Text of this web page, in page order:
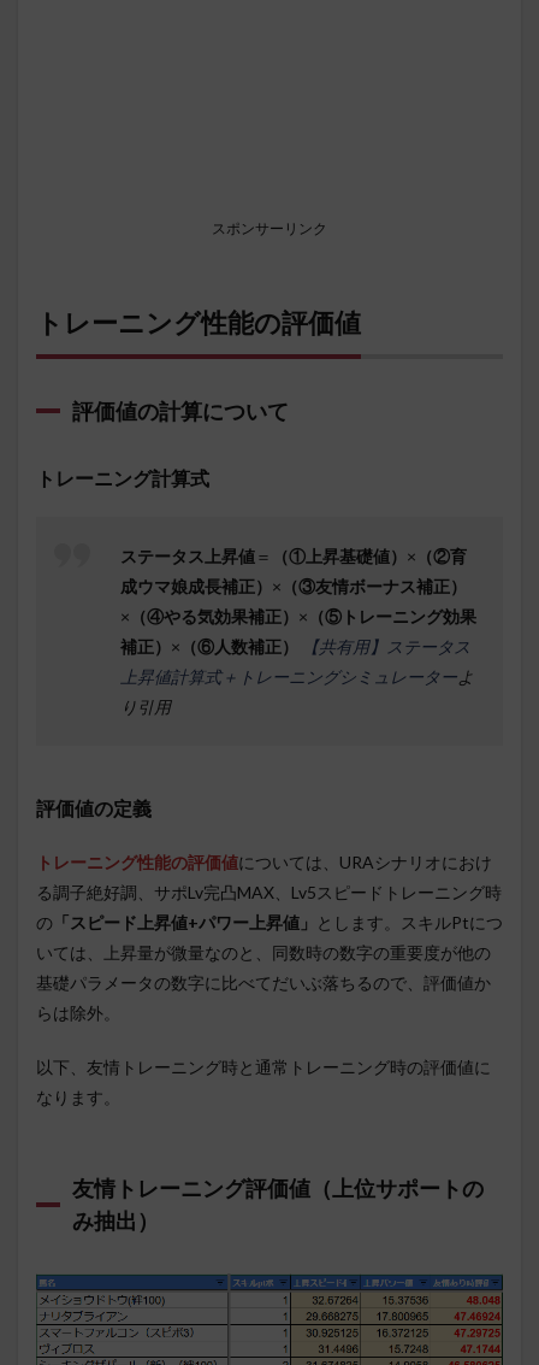
スポンサーリンク
トレーニング性能の評価値
評価値の計算について
トレーニング計算式
ステータス上昇値＝ （①上昇基礎値） × （②育
成ウマ娘成長補正） × （③友情ボーナス補正）
× （④やる気効果補正） × （⑤トレーニング効果
補正） × （⑥人数補正）
【共有用】ステータス
上昇値計算式＋トレーニングシミュレーターよ
り引用
評価値の定義
トレーニング性能の評価値については、URAシナリオにおけ
る調子絶好調、サポLv完凸MAX、Lv5スピードトレーニング時
の 「スピード上昇値+パワー上昇値」 とします。スキルPtにつ
いては、上昇量が微量なのと、同数時の数字の重要度が他の
基礎パラメータの数字に比べてだいぶ落ちるので、評価値か
らは除外。
以下、友情トレーニング時と通常トレーニング時の評価値に
なります。
友情トレーニング評価値（上位サポートの
み抽出）